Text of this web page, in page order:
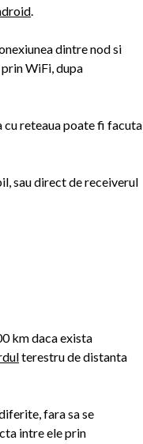
.
dintre nod si
WiFi, dupa
cu reteaua poate fi facuta
sau direct de receiverul
km daca exista
terestru de distanta
fara sa se
intre ele prin